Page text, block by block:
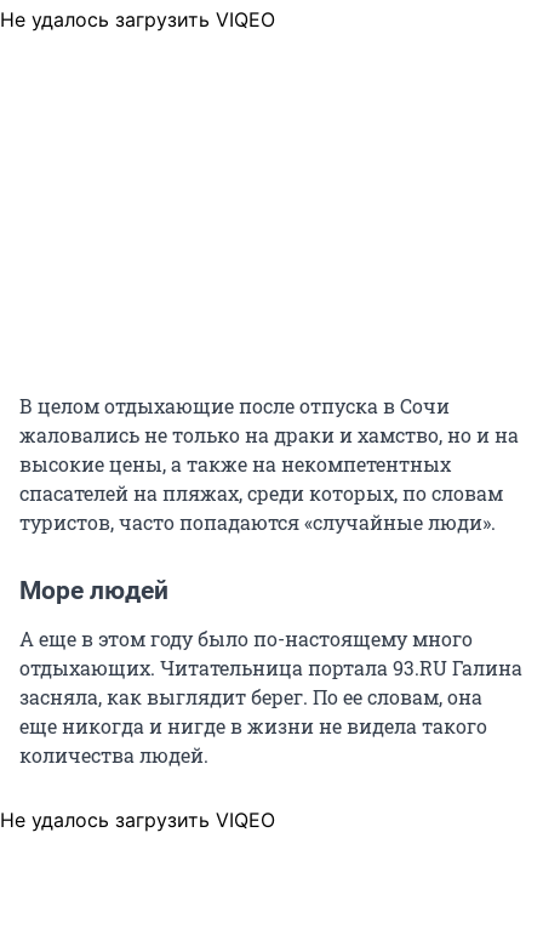
Не удалось загрузить VIQEO
В целом отдыхающие после отпуска в Сочи
жаловались не только на драки и хамство, но и на
высокие цены, а также на некомпетентных
спасателей на пляжах, среди которых, по словам
туристов, часто попадаются «случайные люди».
Море людей
А еще в этом году было по-настоящему много
отдыхающих. Читательница портала 93.RU Галина
засняла, как выглядит берег. По ее словам, она
еще никогда и нигде в жизни не видела такого
количества людей.
Не удалось загрузить VIQEO